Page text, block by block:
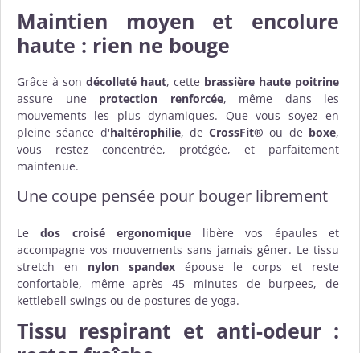
Maintien moyen et encolure
haute : rien ne bouge
Grâce à son décolleté haut, cette brassière haute poitrine
assure une protection renforcée, même dans les
mouvements les plus dynamiques. Que vous soyez en
pleine séance d'haltérophilie, deCrossFit® ou de boxe,
vous restez concentrée, protégée, et parfaitement
maintenue.
Une coupe pensée pour bouger librement
Ledos croisé ergonomiquelibère vos épaules et
accompagne vos mouvements sans jamais gêner. Le tissu
stretch en nylon spandexépouse le corps et reste
confortable, même après 45 minutes de burpees, de
kettlebell swings ou de postures de yoga.
Tissu respirant et anti-odeur :